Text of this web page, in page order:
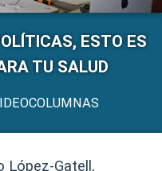
ESTO ES
TU SALUD
López-Gatell,